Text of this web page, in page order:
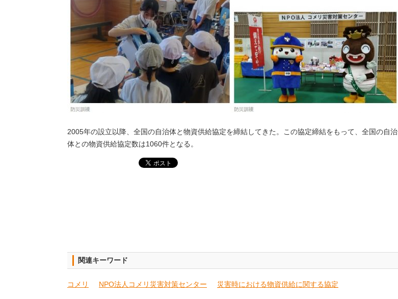
2005年の設立以降、全国の自治体と物資供給協定を締結してきた。この協定締結をもって、全国の自治
体との物資供給協定数は1060件となる。
関連キーワード
コメリ NPO法人コメリ災害対策センター 災害時における物資供給に関する協定